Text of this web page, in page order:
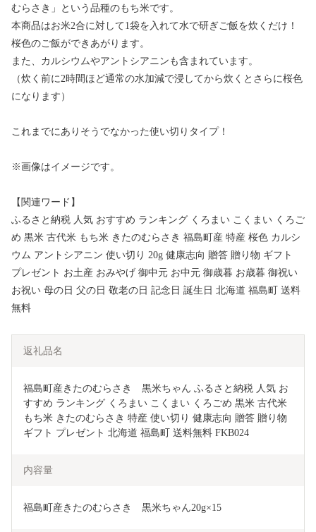
むらさき」という品種のもち米です。
本商品はお米2合に対して1袋を入れて水で研ぎご飯を炊くだけ！
桜色のご飯ができあがります。
また、カルシウムやアントシアニンも含まれています。
（炊く前に2時間ほど通常の水加減で浸してから炊くとさらに桜色
になります）
これまでにありそうでなかった使い切りタイプ！
※画像はイメージです。
【関連ワード】
ふるさと納税 人気 おすすめ ランキング くろまい こくまい くろご
め 黒米 古代米 もち米 きたのむらさき 福島町産 特産 桜色 カルシ
ウム アントシアニン 使い切り 20g 健康志向 贈答 贈り物 ギフト
プレゼント お土産 おみやげ 御中元 お中元 御歳暮 お歳暮 御祝い
お祝い 母の日 父の日 敬老の日 記念日 誕生日 北海道 福島町 送料
無料
返礼品名
福島町産きたのむらさき　黒米ちゃん ふるさと納税 人気 お
すすめ ランキング くろまい こくまい くろごめ 黒米 古代米
もち米 きたのむらさき 特産 使い切り 健康志向 贈答 贈り物
ギフト プレゼント 北海道 福島町 送料無料 FKB024
内容量
福島町産きたのむらさき　黒米ちゃん20g×15